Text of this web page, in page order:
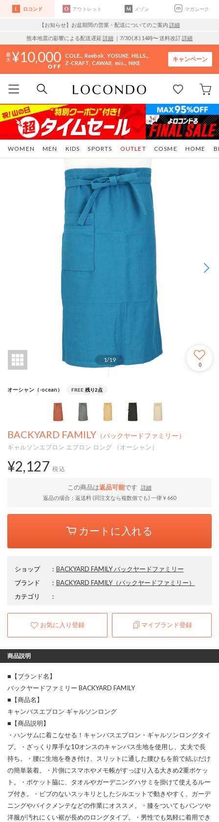
ロコンド アウトレット メゾン マガシーク
【お知らせ】お盆期間の営業・配送についてのご案内 詳細
熊本地震の影響による配送遅延 詳細 ｜7/30 (木) 14時〜 送料改訂詳細
10,000 COLE.. Reebok YOSUKE HILLS..
Z-CRAFT CAWAII mis.. NIKE
キャンペーン
WOMEN MEN KIDS SPORTS COSME HOME
OUTLET
1/19
0
オーシャン（-ocean） FREE 残り2点
BACKYARD FAMILY （バックヤードファミリー）
ギャルソンエプロン エプロン ロング （オーシャン）
¥2,127 税込
この商品は返品可能です
詳細
返品の場合：返送料 (同注文なら複数個でも) 一律￥660
カートに入れる
ショップ ： BACKYARD FAMILY バックヤードファミリー
ブランド
： BACKYARD FAMILY（バックヤードファミリー）
カテゴリ
：
お気に入り登録 マイブランド登録
商品説明
■【ブランド名】
バックヤードファミリー BACKYARD FAMILY
■【商品名】
キャンバスエプロン ギャルソンロング
■【商品説明】
・ハンサムに着こなせる！キャンバスエプロン・ギャルソンロングタイ
プ。・ざっくり厚手な10オンスのキャンバス生地を使用し、丈夫で長
持ち。・腰に生地を巻き付け、スリットに通した腰ひもを前で結ぶだけ
の簡単装着。・片側にスマホやメモ帳がすっぽり入る大きめ2重ポケッ
ト。・ポケット脇に、タオルやガーデニングハサミを掛けて使えるルー
プ付き。・ビブのないスッキリとしたシルエットで動きやすく、ガーデ
ニングやバイクメンテなどの作業にオススメ。・膝をついてもパンツや
洋服が汚れにくい裾が長めのロングタイプ。・男性でも気軽に着用でき